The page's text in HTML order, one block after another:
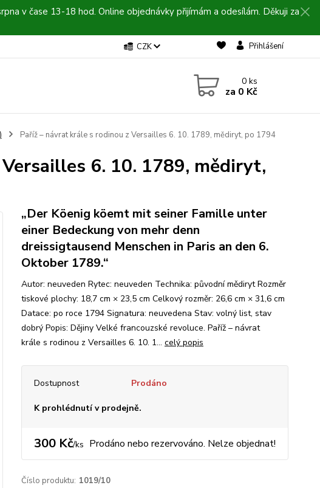
v čase 13-18 hod. Online objednávky přijímám a odesílám. Děkuji za
CZK Přihlášení
0ks
za 0 Kč
Paříž – návrat krále s rodinou z Versailles 6. 10. 1789, mědiryt, po 1794
6. 10. 1789, mědiryt,
„Der Köenig köemt mit seiner Famille unter
einer Bedeckung von mehr denn
dreissigtausend Menschen in Paris an den 6.
Oktober 1789.“
Autor: neuveden Rytec: neuveden Technika: původní mědiryt Rozměr
tiskové plochy: 18,7 cm × 23,5 cm Celkový rozměr: 26,6 cm × 31,6 cm
Datace: po roce 1794 Signatura: neuvedena Stav: volný list, stav
dobrý Popis: Dějiny Velké francouzské revoluce. Paříž – návrat
krále s rodinou z Versailles 6. 10. 1... celý popis
Dostupnost Prodáno
K prohlédnutí v prodejně.
300 Kč/ks Prodáno nebo rezervováno. Nelze objednat!
Číslo produktu: 1019/10